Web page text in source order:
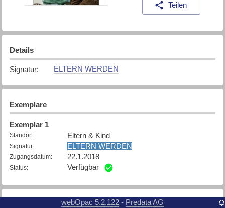
Teilen
Details
Signatur: ELTERN WERDEN
Exemplare
Exemplar 1
Standort: Eltern & Kind
Signatur: ELTERN WERDEN
Zugangsdatum: 22.1.2018
Status: Verfügbar
Weitere DetailswebOpac 5.2.122 - Predata AG